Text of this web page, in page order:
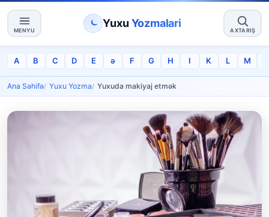
MENYU
Yuxu Yozmalari
AXTARIŞ
A B C D E ə F G H I K L M
Ana Səhifə Yuxu Yozma Yuxuda makiyaj etmək